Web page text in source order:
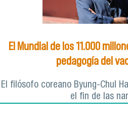
El Mundial de los 11.000
pedagogía del
El filósofo coreano Byung-Chul
el fin de las